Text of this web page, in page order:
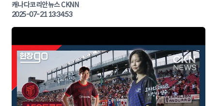
나다뉴스 | 토론토뉴스
캐나다코리안뉴스 CKNN
2025-07-21 13:34:53